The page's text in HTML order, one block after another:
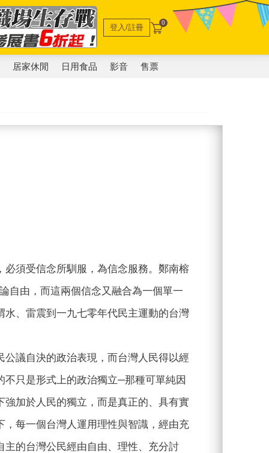
登入/註冊 0
居家休閒 日用食品 影音 售票
須受信念所馴服，為信念服務。鄭南榕
自由，而這兩個信念又融合為一個單一
、雷震到一九七零年代民主運動的台灣
議自決的政治表現，而台灣人民得以經
只是形式上的政治獨立─那種可單純因
加於人民的獨立，而是真正的、具有實
每一個台灣人運用理性與智識，經由充
的台灣公民經由自由、理性、充分討